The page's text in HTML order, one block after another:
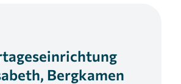
Bergkamen